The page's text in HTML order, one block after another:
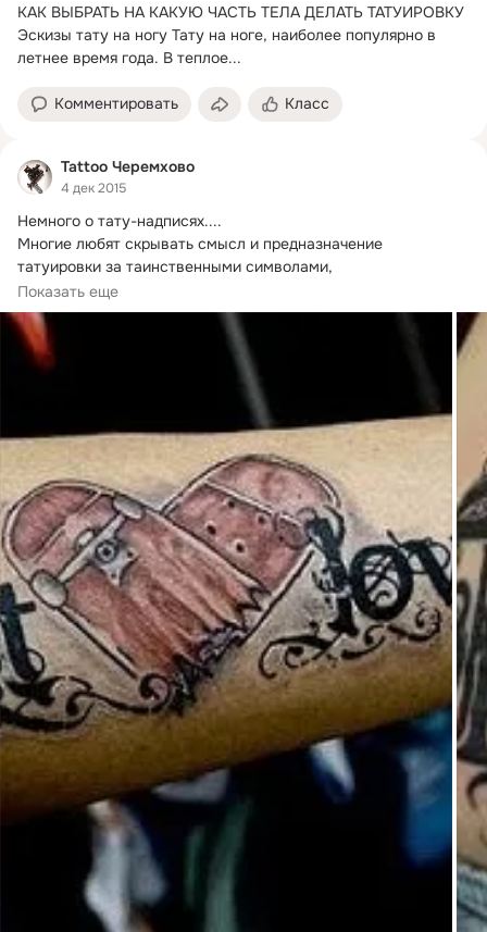
КАК ВЫБРАТЬ НА КАКУЮ ЧАСТЬ ТЕЛА ДЕЛАТЬ ТАТУИРОВКУ
Эскизы тату на ногу Тату на ноге, наиболее популярно в
летнее время года. В теплое...
Комментировать Класс
Tattoo Черемхово
4 дек 2015
Немного о тату-надписях....
Многие любят скрывать смысл и предназначение
татуировки за таинственными символами,
многозначительными...
Показать еще